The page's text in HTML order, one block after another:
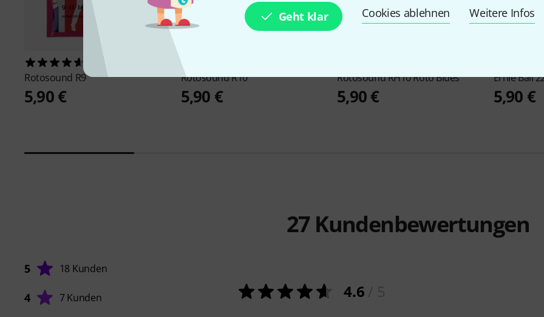
Geht klar Cookies ablehnen Weitere Infos
Rotosound R9
5,90 €
RotosoundR10
5,90 €
RotosoundRH10 Roto Blues
5,90 €
Ernie Ball
5,90 €
27Kundenbewertungen
5 18 Kunden
4 7 Kunden 4.6